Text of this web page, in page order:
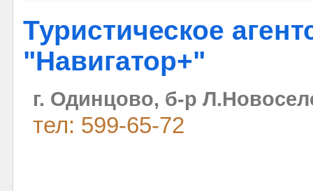
Туристическое
"Навигатор+"
г. Одинцово, б-р
тел: 599-65-72